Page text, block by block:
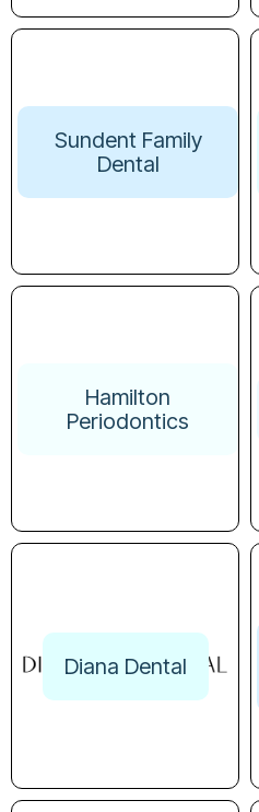
Sundent Family
Dental
Hamilton
Periodontics
Diana Dental